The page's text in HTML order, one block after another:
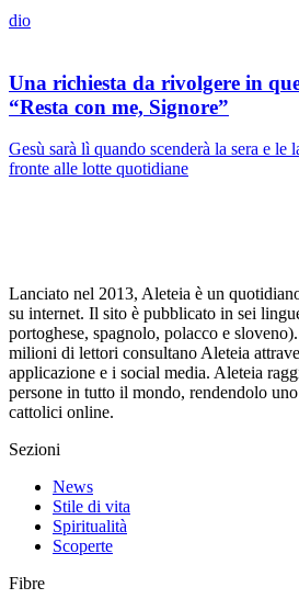
dio
Una richiesta da rivolgere in
“Resta con me, Signore”
Gesù sarà lì quando scenderà la sera e le
fronte alle lotte quotidiane
Lanciato nel 2013, Aleteia è un
su internet. Il sito è pubblicato in sei
portoghese, spagnolo, polacco e
milioni di lettori consultano Aleteia
applicazione e i social media. Aleteia
persone in tutto il mondo, rendendolo
cattolici online.
Sezioni
News
Stile di vita
Spiritualità
Scoperte
Fibre